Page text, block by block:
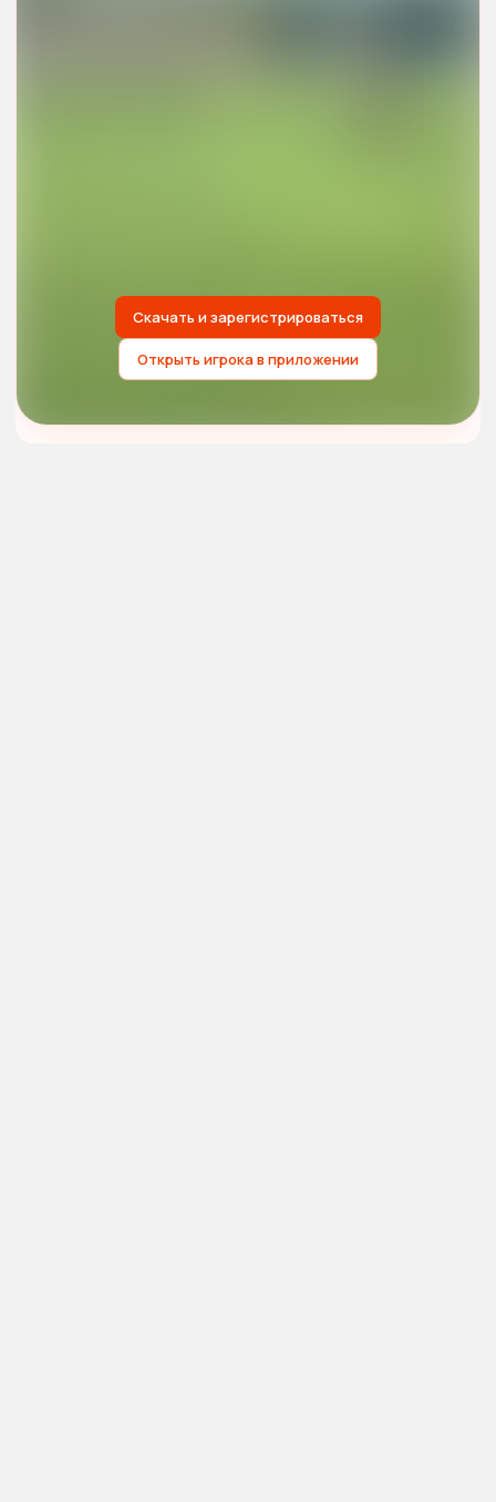
Скачать и зарегистрироваться
Открыть игрока в приложении